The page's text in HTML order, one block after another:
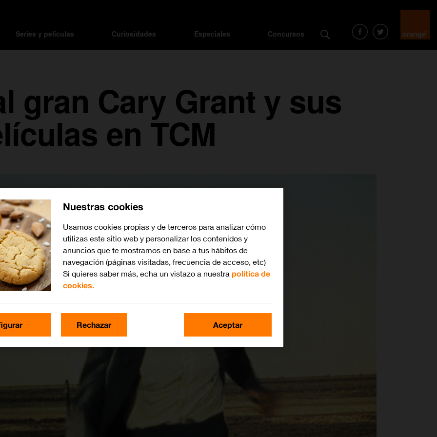
Series y películas Curiosidades Especiales Concursos
gran Cary Grant y sus
en TCM
Nuestras cookies
Usamos cookies propias y de terceros para analizar cómo
utilizas este sitio web y personalizar los contenidos y
anuncios que te mostramos en base a tus hábitos de
navegación (páginas visitadas, frecuencia de acceso, etc)
Si quieres saber más, echa un vistazo a nuestra política de
cookies.
Rechazar Aceptar